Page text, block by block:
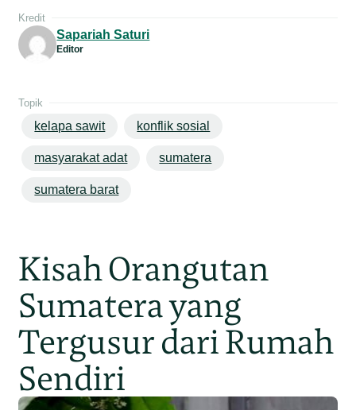
Kredit
Sapariah Saturi
Editor
Topik
kelapa sawit konflik sosial
masyarakat adat sumatera
sumatera barat
Kisah Orangutan
Sumatera yang
Tergusur dari Rumah
Sendiri